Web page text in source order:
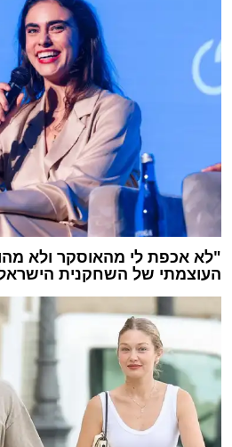
"לא אכפת לי מהאוסקר ולא
העוצמתי של השחקנית